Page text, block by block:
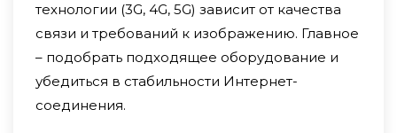
технологии (3G, 4G, 5G) зависит от качества
связи и требований к изображению. Главное
– подобрать подходящее оборудование и
убедиться в стабильности Интернет-
соединения.